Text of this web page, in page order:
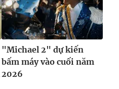
"Michael 2" dự kiến
bấm máy vào cuối năm
2026